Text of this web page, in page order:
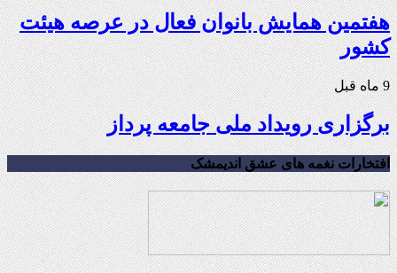
هفتمین همایش بانوان فعال در عرصه‌ هیئت
کشور
9 ماه قبل
برگزاری رویداد ملی جامعه پرداز
افتخارات نغمه های عشق اندیمشک